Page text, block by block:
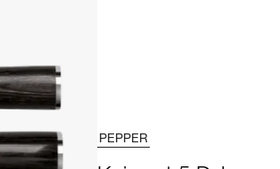
PEPPER